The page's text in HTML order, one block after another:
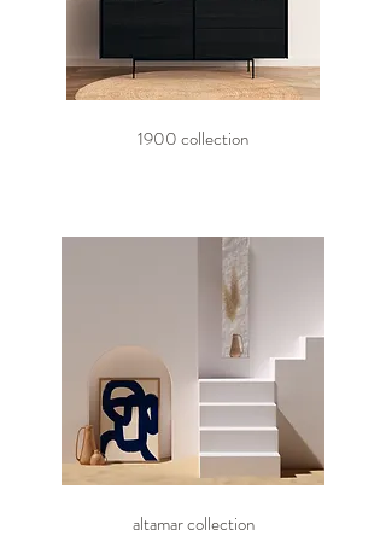
1900 collection
altamar collection